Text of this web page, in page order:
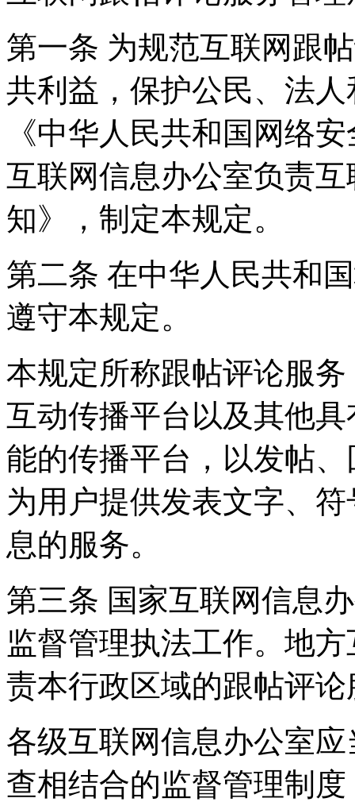
第一条 为规范互联网跟
共利益，保护公民、法
《中华人民共和国网络
互联网信息办公室负责
知》，制定本规定。
第二条 在中华人民共和
遵守本规定。
本规定所称跟帖评论服
互动传播平台以及其他
能的传播平台，以发帖
为用户提供发表文字、
息的服务。
第三条 国家互联网信息
监督管理执法工作。地
责本行政区域的跟帖评
各级互联网信息办公室
查相结合的监督管理制